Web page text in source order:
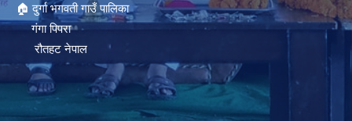
🏠 दुर्गा भगवती गाउँ पालिका
गंगा पिपरा
रौतहट नेपाल